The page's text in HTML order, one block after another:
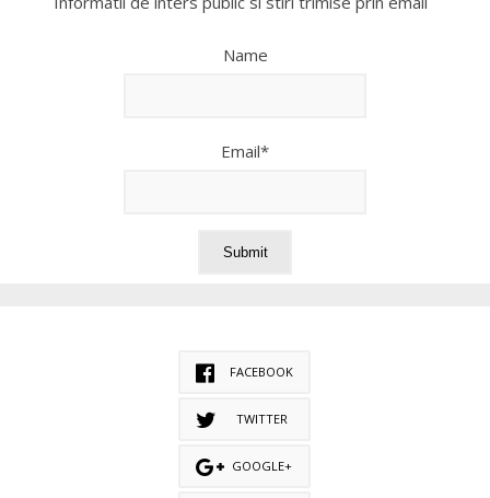
Name
Email*
FACEBOOK
TWITTER
GOOGLE+